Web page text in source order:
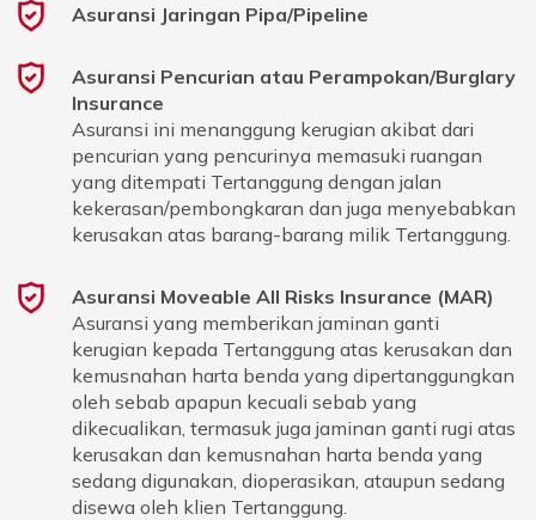
Asuransi Jaringan Pipa/Pipeline
Asuransi Pencurian atau Perampokan/Burglary
Insurance
Asuransi ini menanggung kerugian akibat dari
pencurian yang pencurinya memasuki ruangan
yang ditempati Tertanggung dengan jalan
kekerasan/pembongkaran dan juga menyebabkan
kerusakan atas barang-barang milik Tertanggung.
Asuransi Moveable All Risks Insurance (MAR)
Asuransi yang memberikan jaminan ganti
kerugian kepada Tertanggung atas kerusakan dan
kemusnahan harta benda yang dipertanggungkan
oleh sebab apapun kecuali sebab yang
dikecualikan, termasuk juga jaminan ganti rugi atas
kerusakan dan kemusnahan harta benda yang
sedang digunakan, dioperasikan, ataupun sedang
disewa oleh klien Tertanggung.